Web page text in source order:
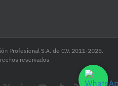
Profesional S.A. de C.V. 2011-2025.
reservados